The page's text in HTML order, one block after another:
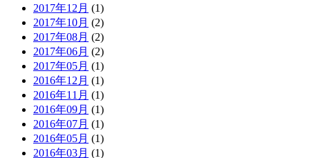
2017年12月 (1)
2017年10月 (2)
2017年08月 (2)
2017年06月 (2)
2017年05月 (1)
2016年12月 (1)
2016年11月 (1)
2016年09月 (1)
2016年07月 (1)
2016年05月 (1)
2016年03月 (1)